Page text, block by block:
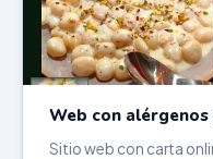
Web con
Sitio web con carta